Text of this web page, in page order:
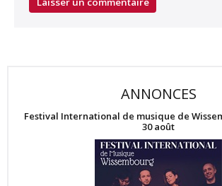
ANNONCES
Festival International de musique de
30 août